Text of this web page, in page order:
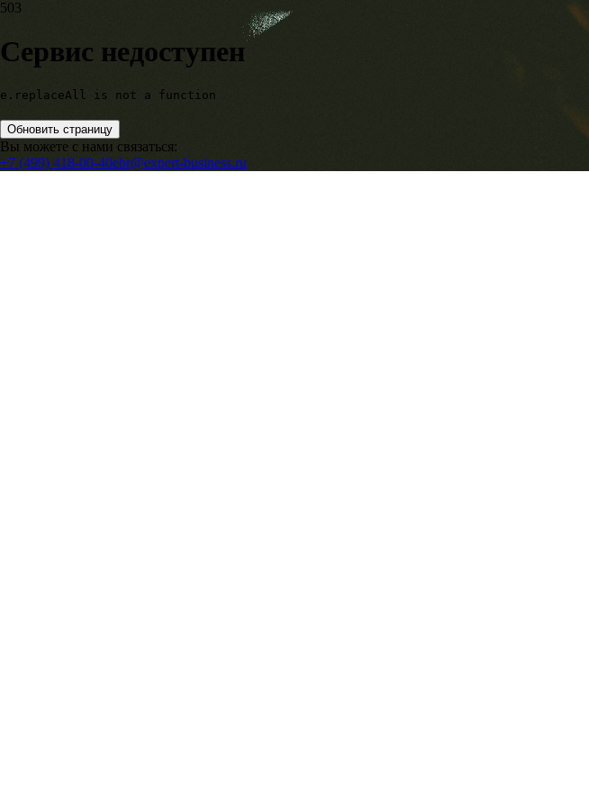
503
Сервис недоступен
e.replaceAll is not a function
Обновить страницу
Вы можете с нами связаться:
+7 (499) 418-00-40ebr@expert-business.ru